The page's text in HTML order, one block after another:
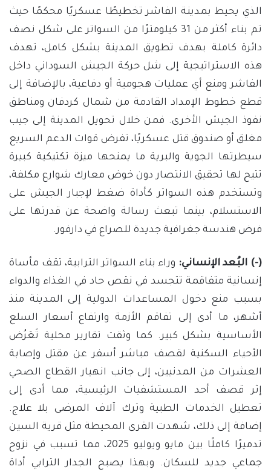
الذي يحيط بمدينة الفاشر تخطيطًا عسكريًا محكمًا حيث
تم بناء أكثر من 31 كيلومترًا من السواتر على شكل نصف
دائرة كاملة بهدف تطويق المدينة بشكل كامل، تهدف
هذه الاستراتيجية إلى شل حركة الجيش السوداني داخل
الفاشر ومنع أي عمليات هجومية أو دفاعية، بالإضافة إلى
قطع خطوط الإمداد القادمة من شمال كردفان ومناطق
نفوذ الجيش الأخرى. فمن خلال تحويل المدينة إلى جيب
مغلق أو صندوق قتل عسكريًا، تفرض قوات الدعم السريع
سيطرتها الجوية والبرية ما يمنحها ميزة تكتيكية كبيرة
تتيح لها تحقيق الانتصار دون خوض معارك شوارع مكلفة،
وتستخدم هذه السواتر كأداة ضغط لإجبار الجيش على
الاستسلام، بينما تبعث رسالة واضحة عن قدرتها على
فرض هندسة جغرافية جديدة للصراع في دارفور.
(-) البُعد الإنساني: وراء بناء السواتر الترابية، تقف مأساة
إنسانية متفاقمة تتجسد في نقص حاد في الغذاء والدواء
بسبب منع دخول المساعدات الدولية إلى المدينة منذ
أشهر، ما أدى إلى تفاقم الأزمة وارتفاع أسعار السلع
الأساسية بشكل كبير. كما وثقت تقارير محلية تَعَرُض
الأحياء السكنية لقصف مباشر أسفر عن مقتل وإصابة
العشرات من المدنيين، إلى جانب انهيار القطاع الصحي
إثر قصف أحد المستشفيات الرئيسية، مما أدى إلى
تعطيل الخدمات الطبية وترك آلاف المرضى بلا علاج.
إضافة إلى ذلك، شهدت القرى المحيطة مثل قرية السين
تدميرًا كاملًا بين مايو ويوليو 2025، مما تسبب في نزوح
جماعي جديد للسكان. وبهذا يصبح الجدار الترابي أداة